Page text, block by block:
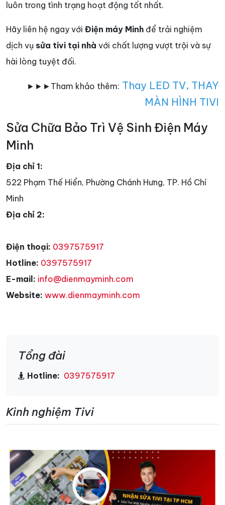
luôn trong tình trạng hoạt động tốt nhất.
Hãy liên hệ ngay với Điện máy Minh để trải nghiệm
dịch vụ sửa tivi tại nhà với chất lượng vượt trội và sự
hài lòng tuyệt đối.
►►►Tham khảo thêm: Thay LED TV, THAY
MÀN HÌNH TIVI
Sửa Chữa Bảo Trì Vệ Sinh Điện Máy
Minh
Địa chỉ 1:
522 Phạm Thế Hiển, Phường Chánh Hưng, TP. Hồ Chí
Minh
Địa chỉ 2:
Điện thoại: 0397575917
Hotline: 0397575917
E-mail: info@dienmayminh.com
Website: www.dienmayminh.com
Tổng đài
Hotline: 0397575917
Kinh nghiệm Tivi